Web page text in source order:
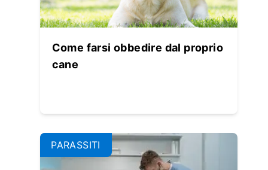
Come farsi obbedire dal proprio
cane
PARASSITI